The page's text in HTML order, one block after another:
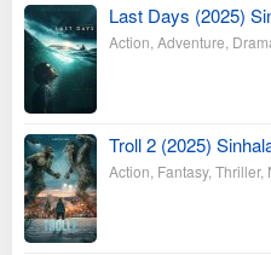
Last Days (2025)
Action Adventure
Troll 2 (2025)
Action Fantasy, Thriller,